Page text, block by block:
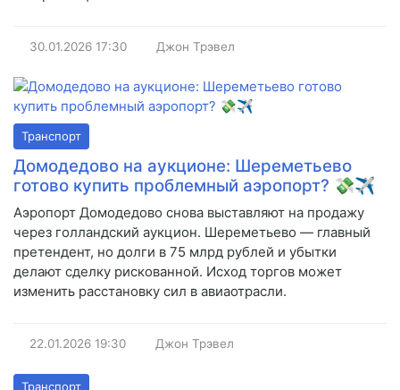
30.01.2026 17:30 Джон Трэвел
Транспорт
Домодедово на аукционе: Шереметьево
готово купить проблемный аэропорт? 💸✈️
Аэропорт Домодедово снова выставляют на продажу
через голландский аукцион. Шереметьево — главный
претендент, но долги в 75 млрд рублей и убытки
делают сделку рискованной. Исход торгов может
изменить расстановку сил в авиаотрасли.
22.01.2026 19:30 Джон Трэвел
Транспорт